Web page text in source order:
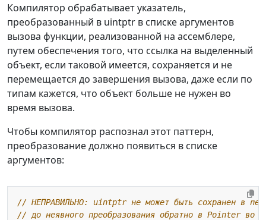
Компилятор обрабатывает указатель,
преобразованный в uintptr в списке аргументов
вызова функции, реализованной на ассемблере,
путем обеспечения того, что ссылка на выделенный
объект, если таковой имеется, сохраняется и не
перемещается до завершения вызова, даже если по
типам кажется, что объект больше не нужен во
время вызова.
Чтобы компилятор распознал этот паттерн,
преобразование должно появиться в списке
аргументов:
// НЕПРАВИЛЬНО: uintptr не может быть сохранен в
// до неявного преобразования обратно в Pointer во